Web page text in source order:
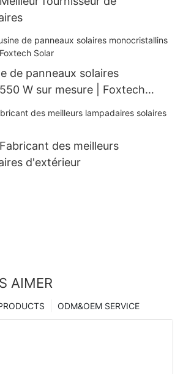
de panneaux solaires
W sur mesure | Foxtech
des meilleurs
d'extérieur
AIMER
ODM&OEM SERVICE